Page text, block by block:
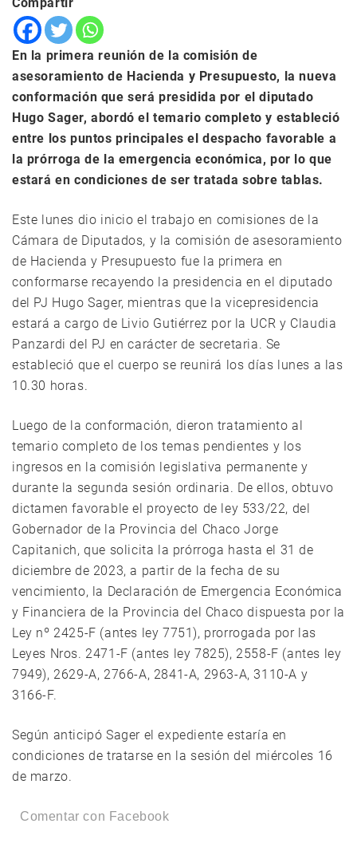
Compartir
En la primera reunión de la comisión de
asesoramiento de Hacienda y Presupuesto, la nueva
conformación que será presidida por el diputado
Hugo Sager, abordó el temario completo y estableció
entre los puntos principales el despacho favorable a
la prórroga de la emergencia económica, por lo que
estará en condiciones de ser tratada sobre tablas.
Este lunes dio inicio el trabajo en comisiones de la
Cámara de Diputados, y la comisión de asesoramiento
de Hacienda y Presupuesto fue la primera en
conformarse recayendo la presidencia en el diputado
del PJ Hugo Sager, mientras que la vicepresidencia
estará a cargo de Livio Gutiérrez por la UCR y Claudia
Panzardi del PJ en carácter de secretaria. Se
estableció que el cuerpo se reunirá los días lunes a las
10.30 horas.
Luego de la conformación, dieron tratamiento al
temario completo de los temas pendientes y los
ingresos en la comisión legislativa permanente y
durante la segunda sesión ordinaria. De ellos, obtuvo
dictamen favorable el proyecto de ley 533/22, del
Gobernador de la Provincia del Chaco Jorge
Capitanich, que solicita la prórroga hasta el 31 de
diciembre de 2023, a partir de la fecha de su
vencimiento, la Declaración de Emergencia Económica
y Financiera de la Provincia del Chaco dispuesta por la
Ley nº 2425-F (antes ley 7751), prorrogada por las
Leyes Nros. 2471-F (antes ley 7825), 2558-F (antes ley
7949), 2629-A, 2766-A, 2841-A, 2963-A, 3110-A y
3166-F.
Según anticipó Sager el expediente estaría en
condiciones de tratarse en la sesión del miércoles 16
de marzo.
Comentar con Facebook